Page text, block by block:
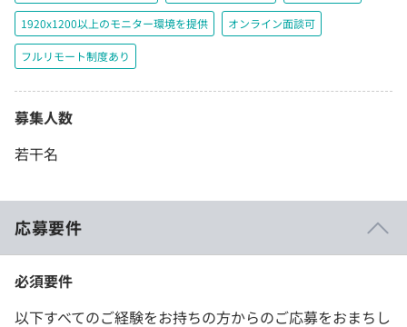
1920x1200以上のモニター環境を提供 オンライン面談可
フルリモート制度あり
募集人数
若干名
応募要件
必須要件
以下すべてのご経験をお持ちの方からのご応募をおまちし